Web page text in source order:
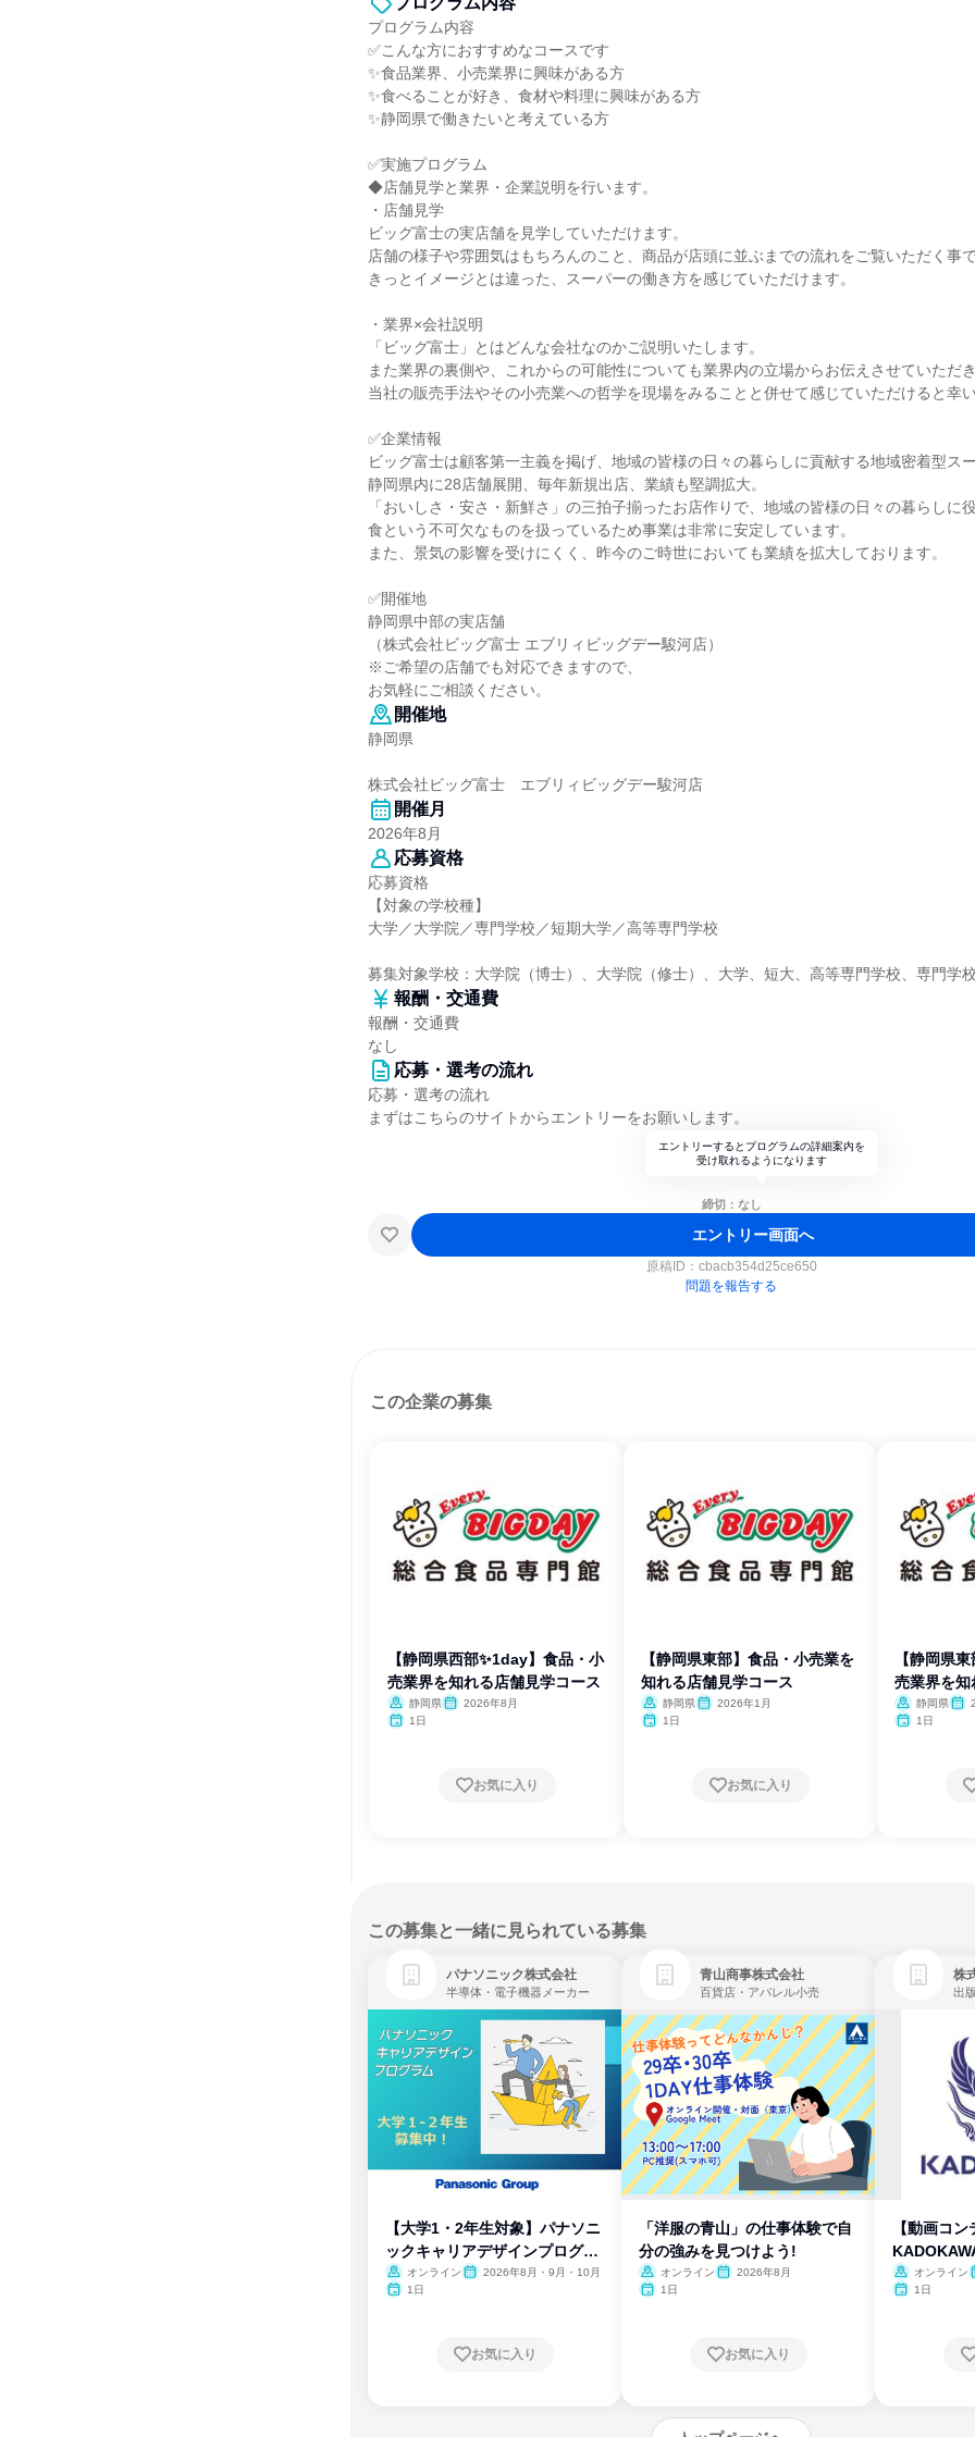
プログラム内容
✅こんな方におすすめなコースです
✨食品業界、小売業界に興味がある方
✨食べることが好き、食材や料理に興味がある方
✨静岡県で働きたいと考えている方
✅実施プログラム
◆店舗見学と業界・企業説明を行います。
・店舗見学
ビッグ富士の実店舗を見学していただけます。
店舗の様子や雰囲気はもちろんのこと、商品が店頭に並ぶまでの流れをご覧いただく事で
きっとイメージとは違った、スーパーの働き方を感じていただけます。
・業界×会社説明
「ビッグ富士」とはどんな会社なのかご説明いたします。
また業界の裏側や、これからの可能性についても業界内の立場からお伝えさせていただき
当社の販売手法やその小売業への哲学を現場をみることと併せて感じていただけると幸い
✅企業情報
ビッグ富士は顧客第一主義を掲げ、地域の皆様の日々の暮らしに貢献する地域密着型スー
静岡県内に28店舗展開、毎年新規出店、業績も堅調拡大。
「おいしさ・安さ・新鮮さ」の三拍子揃ったお店作りで、地域の皆様の日々の暮らしに役
食という不可欠なものを扱っているため事業は非常に安定しています。
また、景気の影響を受けにくく、昨今のご時世においても業績を拡大しております。
✅開催地
静岡県中部の実店舗
（株式会社ビッグ富士 エブリィビッグデー駿河店）
※ご希望の店舗でも対応できますので、
お気軽にご相談ください。
開催地
静岡県
株式会社ビッグ富士 エブリィビッグデー駿河店
開催月
2026年8月
応募資格
応募資格
【対象の学校種】
大学／大学院／専門学校／短期大学／高等専門学校
募集対象学校：大学院（博士）、大学院（修士）、大学、短大、高等専門学校、専門学校
報酬・交通費
報酬・交通費
なし
応募・選考の流れ
応募・選考の流れ
まずはこちらのサイトからエントリーをお願いします。
エントリーするとプログラムの詳細案内を
受け取れるようになります
締切：なし
エントリー画面へ
原稿ID： cbacb354d25ce650
問題を報告する
この企業の募集
【静岡県西部✨1day】食品・小
売業界を知れる店舗見学コース
静岡県
2026年8月
1日
お気に入り
【静岡県東部】食品・小売業を
知れる店舗見学コース
静岡県
2026年1月
1日
お気に入り
【静岡県
売業界を知
静岡県
1日
この募集と一緒に見られている募集
パナソニック株式会社
半導体・電子機器メーカー
【大学1・2年生対象】パナソニ
ックキャリアデザインプログラ
ム
オンライン
2026年8月・9月・10月
1日
お気に入り
青山商事株式会社
百貨店・アパレル小売
「洋服の青山」の仕事体験で自
分の強みを見つけよう!
オンライン
2026年8月
1日
お気に入り
株
出
【動画コン
オンライン
1日